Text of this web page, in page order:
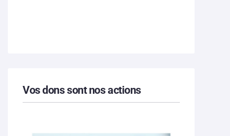
Vos dons sont nos actions